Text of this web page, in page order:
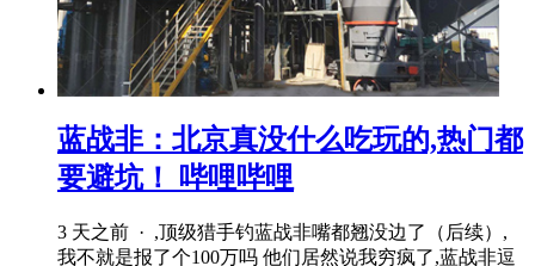
蓝战非：北京真没什么吃玩的,热门都
要避坑！ 哔哩哔哩
3 天之前 · ,顶级猎手钓蓝战非嘴都翘没边了（后续）,
我不就是报了个100万吗 他们居然说我穷疯了,蓝战非逗